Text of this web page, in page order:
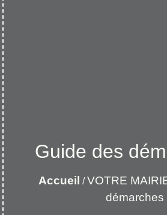
Guide des
Accueil /VOTRE
démarches